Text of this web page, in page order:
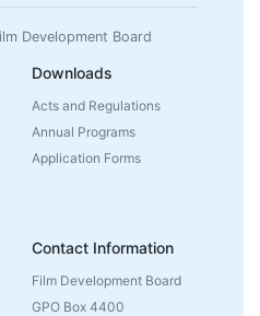
Development Board
Downloads
Acts and Regulations
Annual Programs
Application Forms
Contact Information
Film Development Board
GPO Box 4400